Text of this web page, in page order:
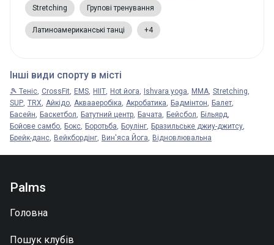
Stretching Групові тренування
Латиноамериканські танці +4
Інші види спорту в місті
🎾 Теніс CrossFit EMS HIIT Hot йога Ishvara yoga MMA Stretching
SUP TRX Айкідо Аквааеробіка Акробатика Бадмінтон Балет
Басейн Баскетбол Батутний центр Бачата Бейсбол Більярд
Бойове самбо Бокс Боротьба Боулінг Бразильське джиу-джитсу
Брейк-данс Вейкбордінг Вин'яса Йога Відновлювальна
Palms
Головна
Пошук клубів